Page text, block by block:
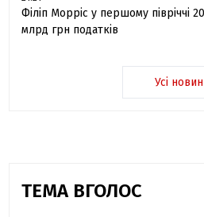
Філіп Морріс у першому півріччі
млрд грн податків
Усі
ТЕМА ВГОЛОС